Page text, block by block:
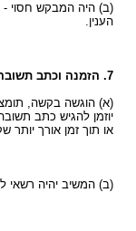
(ב) היה המבקש חסוי -
הענין.
7. הזמנה וכתב תשובה
יוזמן להגיש כתב
או תוך זמן אורך
(ב) המשיב יהיה רשאי